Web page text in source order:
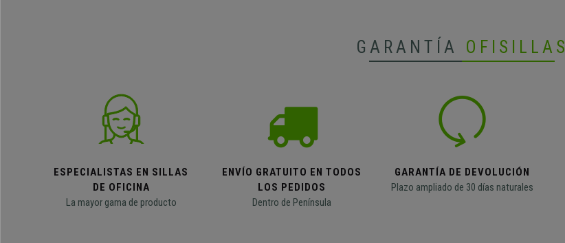
GARANTÍA OFISILLAS
ESPECIALISTAS EN SILLAS
DE OFICINA
La mayor gama de producto
ENVÍO GRATUITO EN TODOS
LOS PEDIDOS
Dentro de Península
GARANTÍA DE DEVOLUCIÓN
Plazo ampliado de 30 días naturales